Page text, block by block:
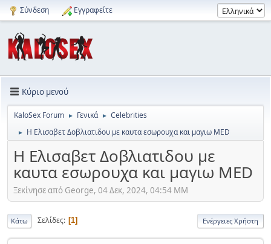
Σύνδεση Εγγραφείτε
Κύριο μενού
KaloSex Forum ► Γενικά ► Celebrities
► H Eλισαβετ Δοβλιατιδου με καυτα εσωρουχα και μαγιω MED
H Eλισαβετ Δοβλιατιδου με
καυτα εσωρουχα και μαγιω MED
Ξεκίνησε από George, 04 Δεκ, 2024, 04:54 ΜΜ
Κάτω Σελίδες 1 Ενέργειες Χρήστη